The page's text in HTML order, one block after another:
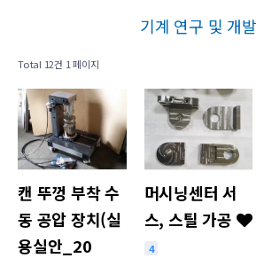
기계 연구 및 개발
Total 12건 1 페이지
캔 뚜껑 부착 수
동 공압 장치(실
용실안_20
머시닝센터 서
스, 스틸 가공
4